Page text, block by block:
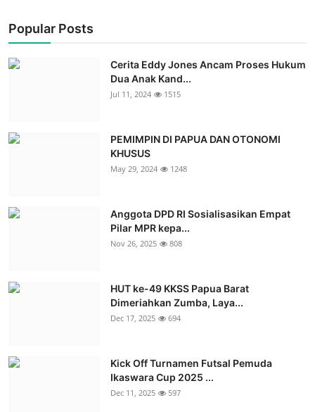
Popular Posts
Cerita Eddy Jones Ancam Proses Hukum
Dua Anak Kand...
Jul 11, 2024 1515
PEMIMPIN DI PAPUA DAN OTONOMI
KHUSUS
May 29, 2024 1248
Anggota DPD RI Sosialisasikan Empat
Pilar MPR kepa...
Nov 26, 2025 808
HUT ke-49 KKSS Papua Barat
Dimeriahkan Zumba, Laya...
Dec 17, 2025 694
Kick Off Turnamen Futsal Pemuda
Ikaswara Cup 2025 ...
Dec 11, 2025 597